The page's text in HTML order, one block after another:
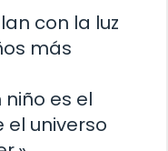
con la luz
más
niño es el
el universo